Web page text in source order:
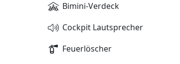
Bimini-Verdeck
Cockpit Lautsprecher
Feuerlöscher